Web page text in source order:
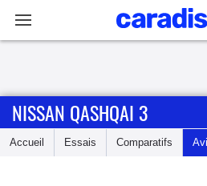
Accueil
NISSAN QASHQAI 3
Accueil Essais Comparatifs